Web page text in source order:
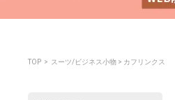
TOP > スーツ/ビジネス小物 > カフリンクス